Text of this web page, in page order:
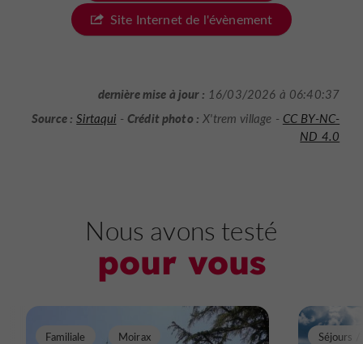
Site Internet de l'évènement
dernière mise à jour : 16/03/2026 à 06:40:37
Source : Sirtaqui - Crédit photo : X'trem village - CC BY-NC-
ND 4.0
Nous avons testé
pour vous
Familiale Moirax Séjours /